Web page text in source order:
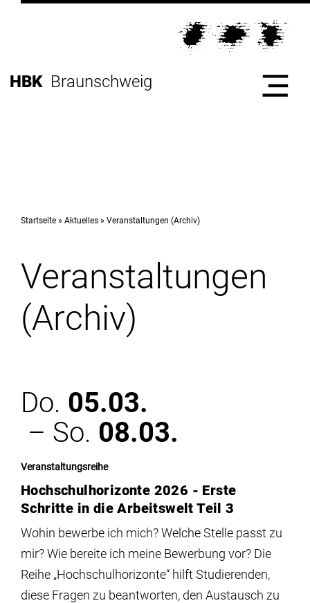
Inhalt
zur
Direkt
HBK Braunschweig
Hochschule
Studium
Institute
Infrastruktur
meinstudium
Startseite Aktuelles Veranstaltungen (Archiv)
Veranstaltungen
(Archiv)
Do. 05.03.
– So. 08.03.
Veranstaltungsreihe
Hochschulhorizonte 2026 - Erste
Schritte in die Arbeitswelt Teil 3
Wohin bewerbe ich mich? Welche Stelle passt zu
mir? Wie bereite ich meine Bewerbung vor? Die
Reihe „Hochschulhorizonte“ hilft Studierenden,
diese Fragen zu beantworten, den Austausch zu